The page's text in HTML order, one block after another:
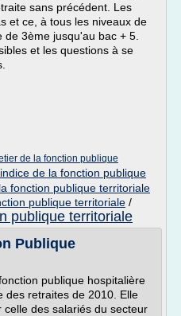
sans précédent. Les
et ce, à tous les niveaux de
3ème jusqu'au bac + 5.
et les questions à se
de la fonction publique
de la fonction publique
fonction publique territoriale
publique territoriale /
publique territoriale
Publique
publique hospitalière
des retraites de 2010. Elle
des salariés du secteur